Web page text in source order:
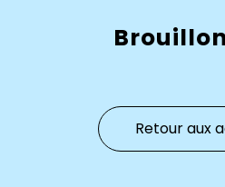
Retour aux